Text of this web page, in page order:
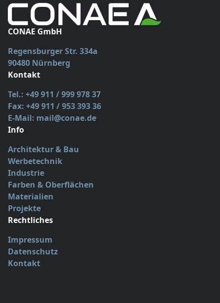
CONAE GmbH
Regensburger Str. 334a
90480 Nürnberg
Kontakt
Tel.: +49 911 / 999 978 37
Fax: +49 911 / 953 393 36
E-Mail: mail@conae.de
Info
Architektur & Bau
Werbetechnik
Industrie
Farben & Oberflächen
Materialien
Projekte
Rechtliches
Impressum
Datenschutz
Kontakt